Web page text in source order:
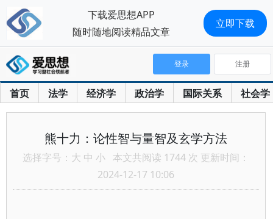
首页 法学 经济学 政治学 国际关系 社会学
登录 注册
熊十力：论性智与量智及玄学方法
选择字号： 大 中 小 本文共阅读 1744 次 更新时间：
2024-12-17 10:06
下载爱思想APP
随时随地阅读精品文章
立即下载